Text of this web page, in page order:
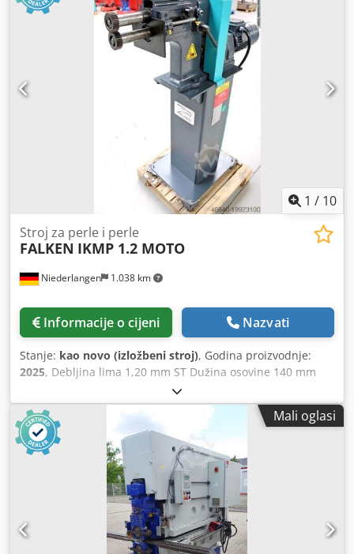
dna: 13 mm. Maksimalni promjer: 3000 mm.
1 / 10
Niederlangen 1.038 km
Stroj za perle i perle
FALKEN IKMP 1.2 MOTO
Informacije o cijeni Nazvati
Stanje: kao novo (izložbeni stroj), Godina proizvodnje:
2025, Debljina lima 1,20 mm ST Dužina osovine 140 mm
Promjer valjka 62,0 mm Izboj 100 mm Brzina valjanja 16,0 +
32,0 o/min Snaga motora 0,75 kW Težina 135 kg Dimenzije
D-Š-V 900 x 450 x 1350 mm Izložbeni stroj - kao NOV još
nije bio u uporabi (!!) Posebna cijena na upit Oprema: - 8x
parova valjaka za perlanje i obrubljivanje u isporuci -
robusni stroj za sikanje s valjcima pogonjenim motorom -
Donja osovina s podesivim graničnikom - za ekonomičnu
izradu različitih vrsta sikanja - visoka preciznost
zahvaljujući preciznom ležaju vratila - Pregledno
postavljeni upravljački elementi - ručno podešavanje
Mali oglasi